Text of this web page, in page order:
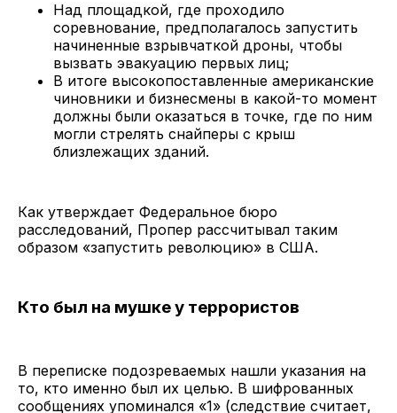
Над площадкой, где проходило
соревнование, предполагалось запустить
начиненные взрывчаткой дроны, чтобы
вызвать эвакуацию первых лиц;
В итоге высокопоставленные американские
чиновники и бизнесмены в какой-то момент
должны были оказаться в точке, где по ним
могли стрелять снайперы с крыш
близлежащих зданий.
Как утверждает Федеральное бюро
расследований, Пропер рассчитывал таким
образом «запустить революцию» в США.
Кто был на мушке у террористов
В переписке подозреваемых нашли указания на
то, кто именно был их целью. В шифрованных
сообщениях упоминался «1» (следствие считает,